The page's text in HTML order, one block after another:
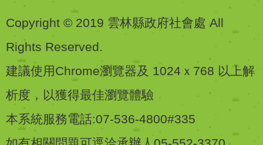
Copyright © 2019 雲林縣政府社會處 All
Rights Reserved.
建議使用Chrome瀏覽器及 1024ｘ768 以上解
析度，以獲得最佳瀏覽體驗
本系統服務電話:07-536-4800#335